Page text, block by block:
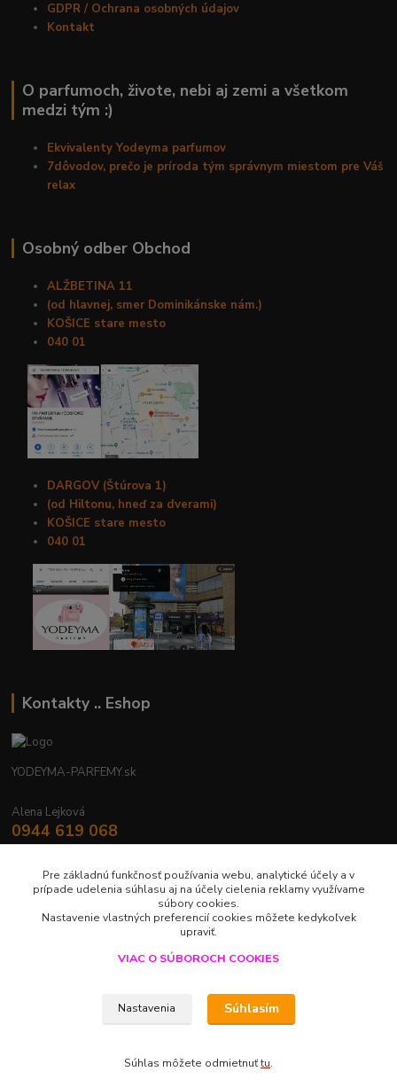
GDPR / Ochrana osobných údajov
Kontakt
O parfumoch, živote, nebi aj zemi a všetkom
medzi tým :)
Ekvivalenty Yodeyma parfumov
7dôvodov, prečo je príroda tým správnym miestom pre Váš
relax
Osobný odber Obchod
ALŽBETINA 11
(od hlavnej, smer Dominikánske nám.)
KOŠICE stare mesto
040 01
DARGOV (Štúrova 1)
(od Hiltonu, hneď za dverami)
KOŠICE stare mesto
040 01
Kontakty .. Eshop
YODEYMA-PARFEMY.sk
Alena Lejková
0944 619 068
Nonstop
yodeyma.parfemy@gmail.com
Upravit sběr cookies.
LUXUS V JEDNEJ KVAPKE
Pre základnú funkčnosť používania webu, analytické účely a v
prípade udelenia súhlasu aj na účely cielenia reklamy využívame
súbory cookies.
Nastavenie vlastných preferencií cookies môžete kedykoľvek
upraviť.
VIAC O SÚBOROCH COOKIES
Nastavenia Súhlasím
Súhlas môžete odmietnuťtu.